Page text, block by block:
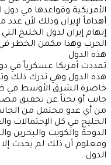
الأمريكية وقواعدها في
أهدافاً لإيران وذلك لأن
إتهام إيران لدول الخليج
الحرب وهذا مكمن الخطر
هذه الدول
تمددت أمريكا عسكرياً في
هذه الدول وهي تدرك ذلك
خاصرة الشرق الأوسط في
جانب أو بحثاً عن تحقيق
من أي عدو محتمل من
الخليج في كل الإحتمالات
الدوحة والكويت والبحرين
ومعلوم أن ذلك لم يحدث إلا
الدول..